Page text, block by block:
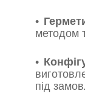
методом
під